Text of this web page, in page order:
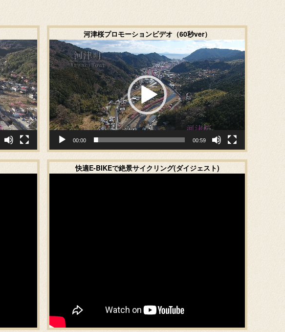
河津桜プロモーションビデオ（60秒ver）
動
画
プ
レ
ー
ヤ
ー
00:00 00:59
快適E-BIKEで絶景サイクリング(ダイジェスト)